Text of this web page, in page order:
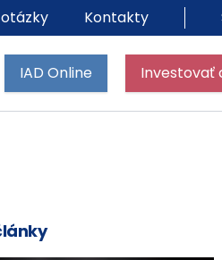
IAD Online Investovať
Kontakty